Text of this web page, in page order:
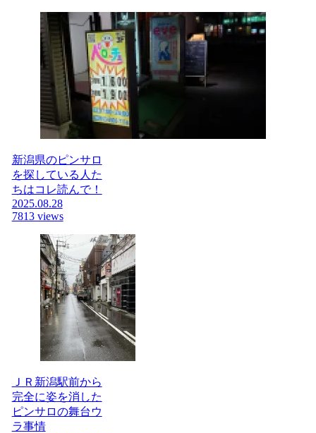
新潟県のピンサロ
を探している人た
ちはコレ読んで！
2025.08.28
7813 views
ＪＲ新潟駅前から
完全に姿を消した
ピンサロの舞台ウ
ラ事情